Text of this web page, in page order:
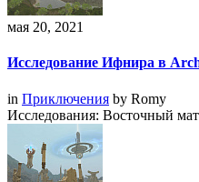
мая 20, 2021
Исследование Ифнира в
in Приключения by Romy
Исследования: Восточный